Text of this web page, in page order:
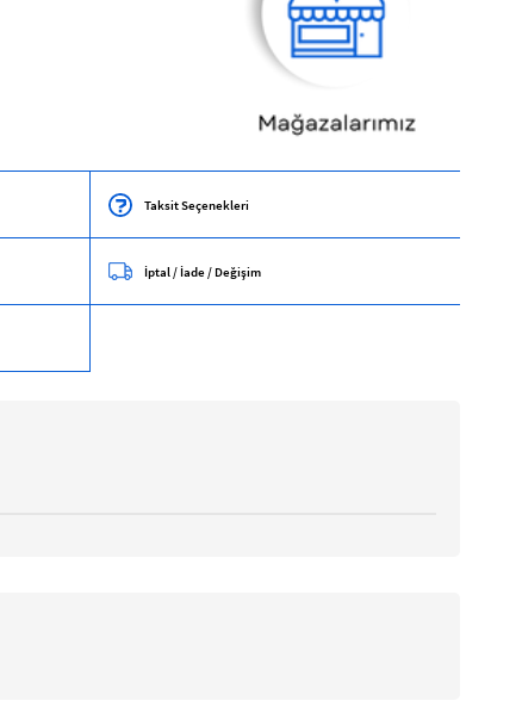
Taksit Seçenekleri
İptal / İade / Değişim